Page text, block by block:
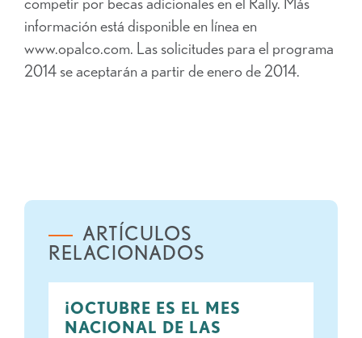
información está disponible en línea en
www.opalco.com. Las solicitudes para el programa
2014 se aceptarán a partir de enero de 2014.
ARTÍCULOS
RELACIONADOS
¡OCTUBRE ES EL MES
NACIONAL DE LAS